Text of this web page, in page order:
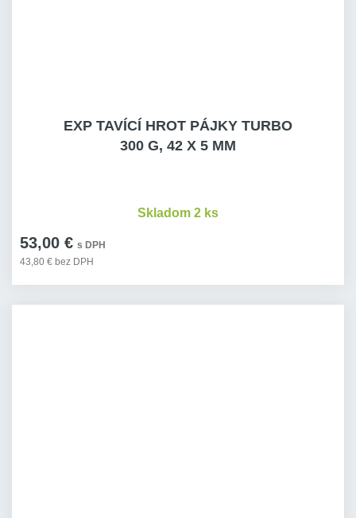
EXP TAVÍCÍ HROT PÁJKY TURBO
300 G, 42 X 5 MM
53,00 € s DPH
43,80 € bez DPH
Skladom 2 ks